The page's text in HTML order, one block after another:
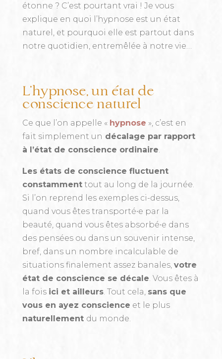
étonne ? C’est pourtant vrai ! Je vous
explique en quoi l’hypnose est un état
naturel, et pourquoi elle est partout dans
notre quotidien, entremêlée à notre vie…
L’hypnose, un état de
conscience naturel
Ce que l’on appelle « hypnose », c’est en
fait simplement un décalage par rapport
à l’état de conscience ordinaire.
Les états de conscience fluctuent
constammenttout au long de la journée.
Si l’on reprend les exemples ci-dessus,
quand vous êtes transporté∙e par la
beauté, quand vous êtes absorbé∙e dans
des pensées ou dans un souvenir intense,
bref, dans un nombre incalculable de
situations finalement assez banales, votre
état de conscience se décale. Vous êtes à
la fois ici et ailleurs. Tout cela, sans que
vous en ayez conscience et le plus
naturellement du monde.